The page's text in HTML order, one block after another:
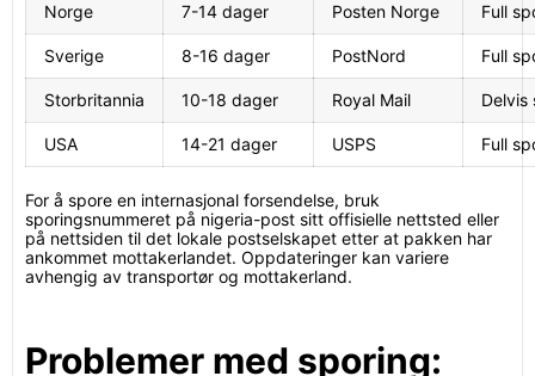
Norge 7-14 dager Posten Norge Full
Sverige 8-16 dager PostNord Full
Storbritannia 10-18 dager Royal Mail Delvis
USA 14-21 dager USPS Full
For å spore en internasjonal forsendelse, bruk
sporingsnummeret på nigeria-post sitt offisielle nettsted eller
på nettsiden til det lokale postselskapet etter at pakken har
ankommet mottakerlandet. Oppdateringer kan variere
avhengig av transportør og mottakerland.
Problemer med sporing: